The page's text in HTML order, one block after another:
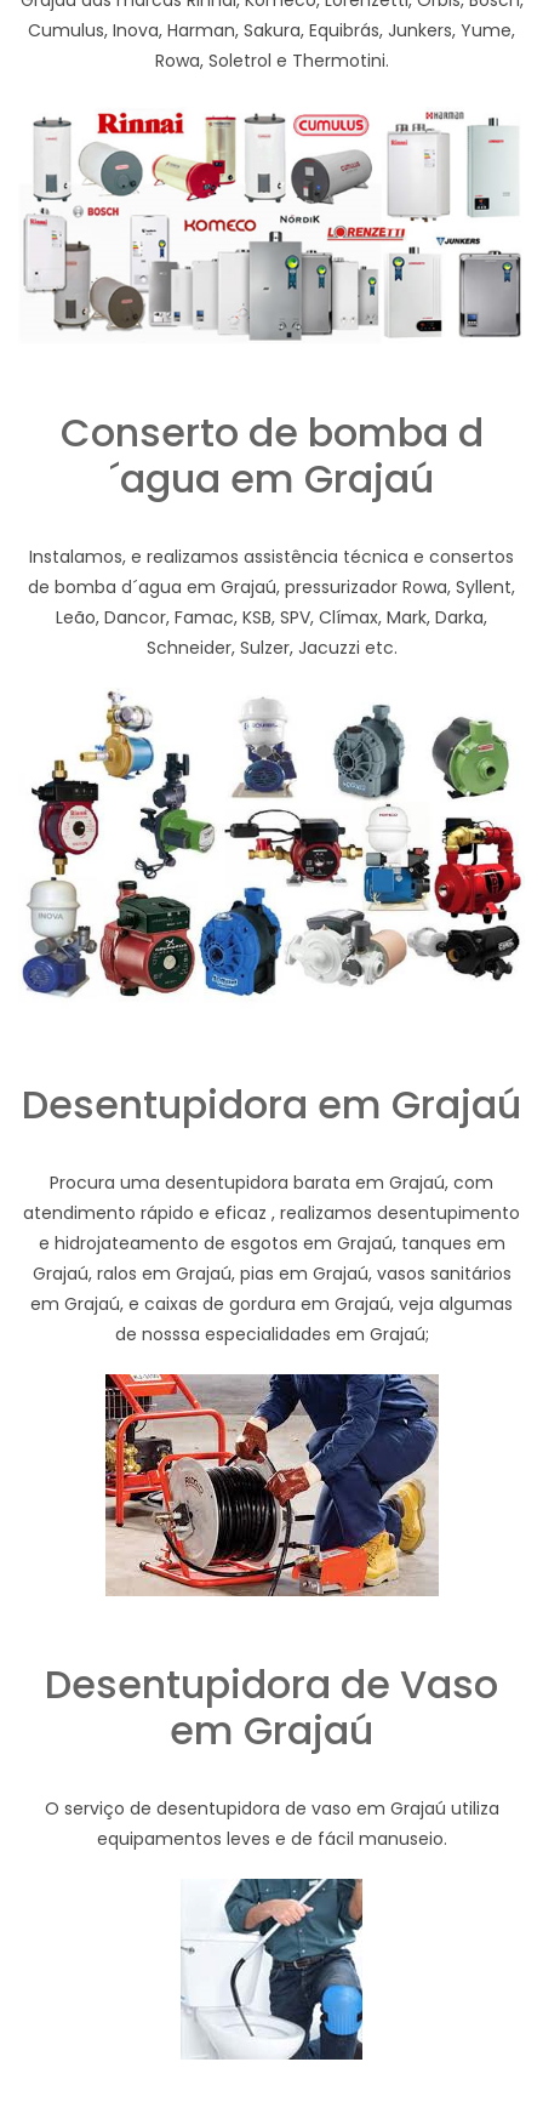
Cumulus, Inova, Harman, Sakura, Equibrás, Junkers, Yume,
Rowa, Soletrol e Thermotini.
Conserto de bomba d
´agua em Grajaú
Instalamos, e realizamos assistência técnica e consertos
de bomba d´agua em Grajaú, pressurizador Rowa, Syllent,
Leão, Dancor, Famac, KSB, SPV, Clímax, Mark, Darka,
Schneider, Sulzer, Jacuzzi etc.
Desentupidora em Grajaú
Procura uma desentupidora barata em Grajaú, com
atendimento rápido e eficaz , realizamos desentupimento
e hidrojateamento de esgotos em Grajaú, tanques em
Grajaú, ralos em Grajaú, pias em Grajaú, vasos sanitários
em Grajaú, e caixas de gordura em Grajaú, veja algumas
de nosssa especialidades em Grajaú;
Desentupidora de Vaso
em Grajaú
O serviço de desentupidora de vaso em Grajaú utiliza
equipamentos leves e de fácil manuseio.